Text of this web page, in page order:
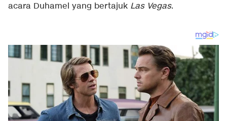
acara Duhamel yang bertajuk Las Vegas.